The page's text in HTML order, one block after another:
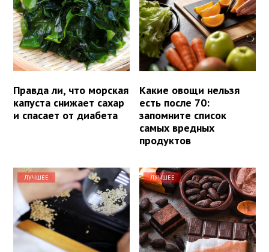
Правда ли, что морская
капуста снижает сахар
и спасает от диабета
Какие овощи нельзя
есть после 70:
запомните список
самых вредных
продуктов
ЛУЧШЕЕ ЛУЧШЕЕ